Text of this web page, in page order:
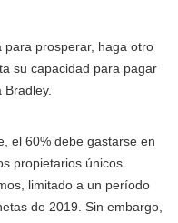
para prosperar, haga otro
su capacidad para pagar
el 60% debe gastarse en
propietarios únicos
limitado a un período
de 2019. Sin embargo,